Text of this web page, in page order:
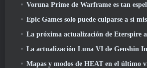
Voruna Prime de Warframe es tan espeluznante que consiguió
Epic Games solo puede culparse a sí mismo por
La próxima actualización de Eterspire amplía las minas enanas y ofrece una
La actualización Luna VI de Genshin Impact nos lleva a ese lugar del que Mondstadt
Mapas y modos de HEAT en el último